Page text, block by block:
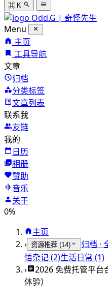
⌘ K
Odd.G | 奇怪先生
Menu
主页
工具导航
文章
归档
分类标签
文章列表
联系我
友链
我的
日历
相册
赞助
音乐
关于
0%
主页
› 资源推荐 (14) 归档 ·
悟杂记 (2)生活日常 (1)
›
2026 免费托管平台
体验）